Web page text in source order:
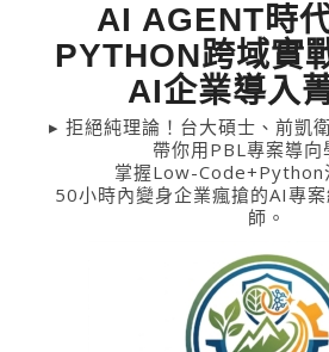
AI AGENT時
PYTHON跨域實
AI企業導入
▸ 拒絕純理論！台大碩士、前凱
帶你用PBL專案導向
掌握Low-Code+Python
50小時內變身企業瘋搶的AI專
師。